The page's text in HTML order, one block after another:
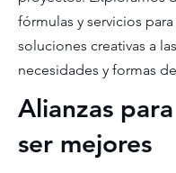
fórmulas y servicios
soluciones creativas a
necesidades y formas
Alianzas para
ser mejores